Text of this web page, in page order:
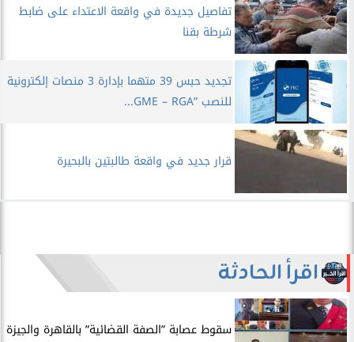
تفاصيل جديدة في واقعة الاعتداء على ضابط
شرطة بقنا
تجديد حبس 39 متهما بإدارة 3 منصات إلكترونية
للنصب ”GME – RGA...
قرار جديد في واقعة طالبتين بالبحيرة
اقرأ الحادثة
سقوط عصابة ”الصفة القضائية” بالقاهرة والجيزة